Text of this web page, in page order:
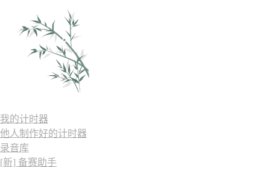
我的计时器
他人制作好的计时器
录音库
[新] 备赛助手